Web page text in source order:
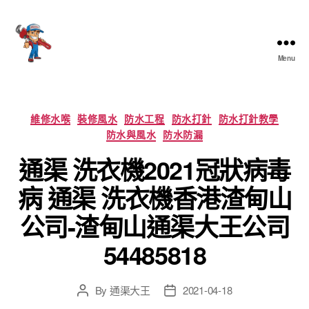
Menu
Categories
維修水喉 裝修風水 防水工程 防水打針 防水打針教學
防水與風水 防水防漏
通渠 洗衣機2021冠狀病毒
病 通渠 洗衣機香港渣甸山
公司-渣甸山通渠大王公司
54485818
PostBy 通渠大王
Post2021-04-18